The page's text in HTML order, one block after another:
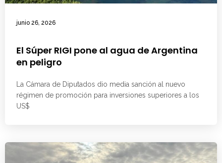
junio 26, 2026
El Súper RIGI pone al agua de Argentina
en peligro
La Cámara de Diputados dio media sanción al nuevo
régimen de promoción para inversiones superiores a los
US$